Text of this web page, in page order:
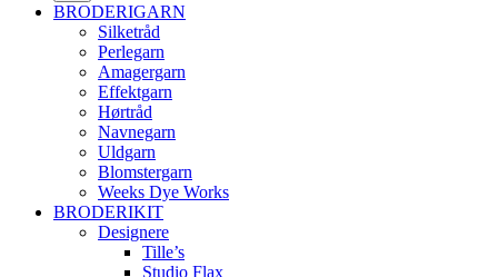
BRODERIGARN
Silketråd
Perlegarn
Amagergarn
Effektgarn
Hørtråd
Navnegarn
Uldgarn
Blomstergarn
Weeks Dye Works
BRODERIKIT
Designere
Tille’s
Studio Flax